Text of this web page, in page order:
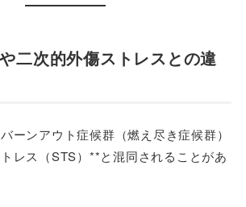
二次的外傷ストレスとの違
ーンアウト症候群（燃え尽き症候群）
レス（STS）**と混同されることがあ